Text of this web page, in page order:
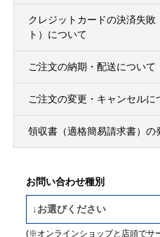
クレジットカードの決済失敗
ト）について
ご注文の納期・配送について
ご注文の変更・キャンセルに
領収書（適格簡易請求書）の
お問い合わせ種別
(※オンラインショップと店頭でサ